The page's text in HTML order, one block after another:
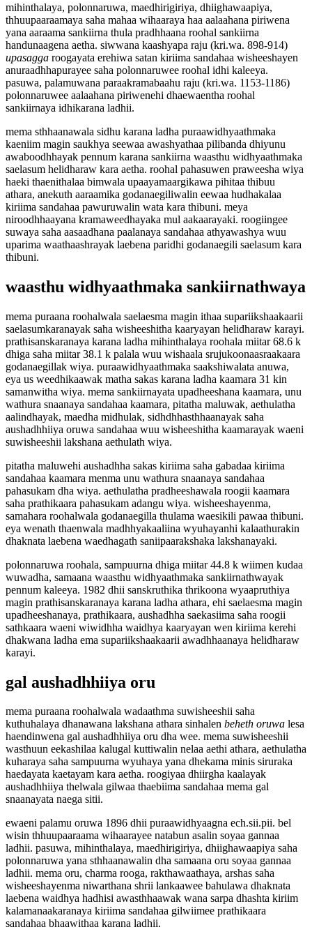
mihinthalaya, polonnaruwa, maedhirigiriya, dhiighawaapiya,
thhuupaaraamaya saha mahaa wihaaraya haa aalaahana piriwena
yana aaraama sankiirna thula pradhhaana roohal sankiirna
handunaagena aetha. siwwana kaashyapa raju (kri.wa. 898-914)
upasagga roogayata erehiwa satan kiriima sandahaa wisheeshayen
anuraadhhapurayee saha polonnaruwee roohal idhi kaleeya.
pasuwa, palamuwana paraakramabaahu raju (kri.wa. 1153-1186)
polonnaruwee aalaahana piriwenehi dhaewaentha roohal
sankiirnaya idhikarana ladhii.
mema sthhaanawala sidhu karana ladha puraawidhyaathmaka
kaeniim magin saukhya seewaa awashyathaa pilibanda dhiyunu
awaboodhhayak pennum karana sankiirna waasthu widhyaathmaka
saelasum helidharaw kara aetha. roohal pahasuwen praweesha wiya
haeki thaenithalaa bimwala upaayamaargikawa pihitaa thibuu
athara, anekuth aaraamika godanaegiliwalin eewaa hudhakalaa
kiriima sandahaa pawuruwalin wata kara thibuni. meya
niroodhhaayana kramaweedhayaka mul aakaarayaki. roogiingee
suwaya saha aasaadhana paalanaya sandahaa athyawashya wuu
uparima waathaashrayak laebena paridhi godanaegili saelasum kara
thibuni.
waasthu widhyaathmaka sankiirnathwaya
mema puraana roohalwala saelaesma magin ithaa supariikshaakaarii
saelasumkaranayak saha wisheeshitha kaaryayan helidharaw karayi.
prathisanskaranaya karana ladha mihinthalaya roohala miitar 68.6 k
dhiga saha miitar 38.1 k palala wuu wishaala srujukoonaasraakaara
godanaegillak wiya. puraawidhyaathmaka saakshiwalata anuwa,
eya us weedhikaawak matha sakas karana ladha kaamara 31 kin
samanwitha wiya. mema sankiirnayata upadheeshana kaamara, unu
wathura snaanaya sandahaa kaamara, pitatha maluwak, aethulatha
aalindhayak, maedha midhulak, sidhdhhasthhaanayak saha
aushadhhiiya oruwa sandahaa wuu wisheeshitha kaamarayak waeni
suwisheeshii lakshana aethulath wiya.
pitatha maluwehi aushadhha sakas kiriima saha gabadaa kiriima
sandahaa kaamara menma unu wathura snaanaya sandahaa
pahasukam dha wiya. aethulatha pradheeshawala roogii kaamara
saha prathikaara pahasukam adangu wiya. wisheeshayenma,
samahara roohalwala godanaegilla thulama waesikili pawaa thibuni.
eya wenath thaenwala madhhyakaaliina wyuhayanhi kalaathurakin
dhaknata laebena waedhagath saniipaarakshaka lakshanayaki.
polonnaruwa roohala, sampuurna dhiga miitar 44.8 k wiimen kudaa
wuwadha, samaana waasthu widhyaathmaka sankiirnathwayak
pennum kaleeya. 1982 dhii sanskruthika thrikoona wyaapruthiya
magin prathisanskaranaya karana ladha athara, ehi saelaesma magin
upadheeshanaya, prathikaara, aushadhha saekasiima saha roogii
sathkaara waeni wiwidhha waidhya kaaryayan wen kiriima kerehi
dhakwana ladha ema supariikshaakaarii awadhhaanaya helidharaw
karayi.
gal aushadhhiiya oru
mema puraana roohalwala wadaathma suwisheeshii saha
kuthuhalaya dhanawana lakshana athara sinhalen beheth oruwa lesa
haendinwena gal aushadhhiiya oru dha wee. mema suwisheeshii
wasthuun eekashilaa kalugal kuttiwalin nelaa aethi athara, aethulatha
kuharaya saha sampuurna wyuhaya yana dhekama minis siruraka
haedayata kaetayam kara aetha. roogiyaa dhiirgha kaalayak
aushadhhiiya thelwala gilwaa thaebiima sandahaa mema gal
snaanayata naega sitii.
ewaeni palamu oruwa 1896 dhii puraawidhyaagna ech.sii.pii. bel
wisin thhuupaaraama wihaarayee natabun asalin soyaa gannaa
ladhii. pasuwa, mihinthalaya, maedhirigiriya, dhiighawaapiya saha
polonnaruwa yana sthhaanawalin dha samaana oru soyaa gannaa
ladhii. mema oru, charma rooga, rakthawaathaya, arshas saha
wisheeshayenma niwarthana shrii lankaawee bahulawa dhaknata
laebena waidhya hadhisi awasthhaawak wana sarpa dhashta kiriim
kalamanaakaranaya kiriima sandahaa gilwiimee prathikaara
sandahaa bhaawithaa karana ladhii.